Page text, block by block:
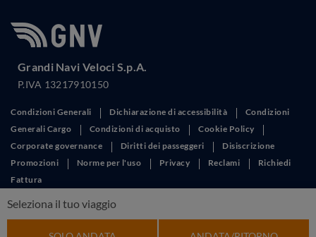
Seleziona il tuo viaggio
Grandi Navi Veloci S.p.A.
P.IVA 13217910150
Condizioni Generali Dichiarazione di accessibilità
Condizioni
Generali Cargo
Condizioni di acquisto
Cookie Policy
Corporate governance
Diritti dei passeggeri
Disiscrizione
Promozioni
Norme per l'uso Privacy Reclami
Richiedi
Fattura
This site is protected by reCAPTCHA and the Google
apply.